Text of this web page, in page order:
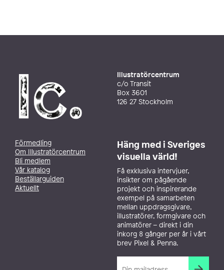
Illustratörcentrum
c/o Transit
Box 3601
126 27 Stockholm
Förmedling
Om Illustratörcentrum
Bli medlem
Vår katalog
Beställarguiden
Aktuellt
Häng med i Sveriges
visuella värld!
Få exklusiva intervjuer,
insikter om pågående
projekt och inspirerande
exempel på samarbeten
mellan uppdragsgivare,
illustratörer, formgivare och
animatörer – direkt i din
inkorg 8 gånger per år i vårt
brev Pixel & Penna.